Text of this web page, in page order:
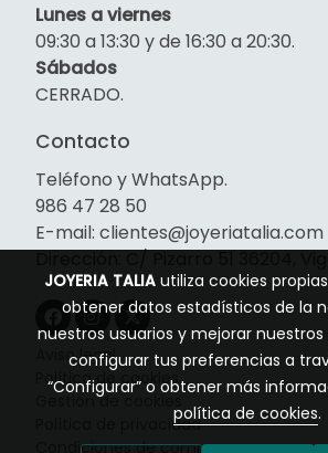
Lunes a viernes
09:30 a 13:30 y de 16:30 a 20:30.
Sábados
CERRADO.
Contacto
Teléfono y WhatsApp.
986 47 28 50
E-mail: clientes@joyeriatalia.com
Aviso legal
Política de cookies
Gestión de cookies
Política de privacidad
Condiciones de compra
JOYERIA TALIA utiliza cookies
obtener datos estadísticos de la
nuestros usuarios y mejorar nuestros
configurar tus preferencias a
“Configurar” o obtener más
política de cookies.